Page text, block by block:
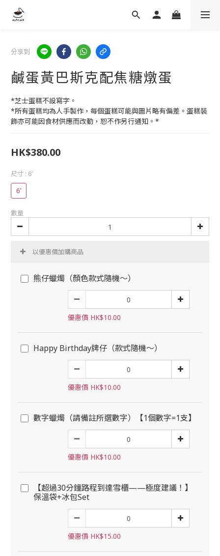
分享到
鹹蛋黃巴斯克配焦糖燉蛋
*芝士蛋糕不設寫字。
*所有蛋糕均為人手製作，每個蛋糕可能與圖片略有偏差。蛋糕裝
飾亦可能因食材供應而改動，恕不作另行通知。*
HK$380.00
尺寸 : 6’
6’
數量
以優惠價加購商品
熊仔蠟燭（顏色款式隨機～）
優惠價 HK$10.00
Happy Birthday牌仔（款式隨機～）
優惠價 HK$10.00
數字蠟燭（請備註所選數字）【1個數字=1支】
優惠價 HK$10.00
【超過30分鐘路程到達雪櫃——極度建議！】
保溫袋+冰包Set
優惠價 HK$15.00